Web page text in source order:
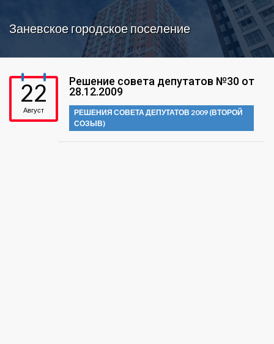
Заневское городское поселение
22
Август
Решение совета депутатов №30 от
28.12.2009
РЕШЕНИЯ СОВЕТА ДЕПУТАТОВ 2009 (ВТОРОЙ
СОЗЫВ)